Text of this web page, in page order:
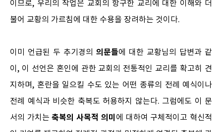
이므로, 우리의 작업은 교회의 항구한 교리에 대한 이해와 더
불어 교황의 가르침에 대한 수용을 장려하는 것이다.
이미 언급된 두 추기경의 의문들에 대한 교황님의 답변과 같
이, 이 선언은 혼인에 관한 교회의 전통적인 교리를 확고히 견
지하며, 혼란을 일으킬 수도 있는 어떤 종류의 전례 예식이나
전례 예식과 비슷한 축복도 허용하지 않는다. 그럼에도 이 문
서의 가치는축복의 사목적 의미 에 대하여 구체적이고 혁신적